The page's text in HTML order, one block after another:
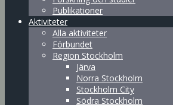
Publikationer
Aktiviteter
Alla aktiviteter
Förbundet
Region Stockholm
Järva
Norra Stockholm
Stockholm City
Södra Stockholm